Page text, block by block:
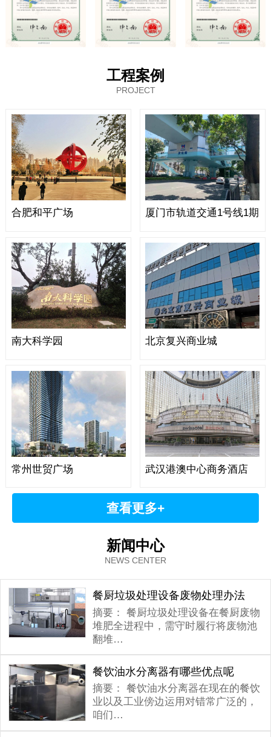
工程案例
PROJECT
合肥和平广场 厦门市轨道交通1号线1期
南大科学园 北京复兴商业城
常州世贸广场 武汉港澳中心商务酒店
查看更多+
新闻中心
NEWS CENTER
餐厨垃圾处理设备废物处理办法
摘要：
餐厨垃圾处理设备在餐厨废物
堆肥全进程中，需守时履行将废物池
翻堆…
餐饮油水分离器有哪些优点呢
摘要：
餐饮油水分离器在现在的餐饮
业以及工业傍边运用对错常广泛的，
咱们…